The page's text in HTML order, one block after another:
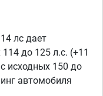
лс дает
до 125 л.с. (+11
исходных 150 до
автомобиля